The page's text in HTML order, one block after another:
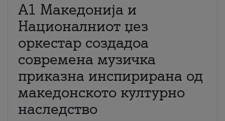
А1 Македонија и
Националниот џез
оркестар создадоа
современа музичка
приказна инспирирана од
македонското културно
наследство